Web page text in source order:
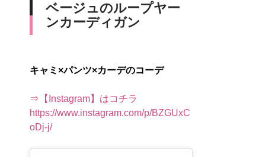
ベージュのループヤー
ンカーディガン
キャミ×パンツ×カーデのコーデ
⇒【Instagram】はコチラ
https://www.instagram.com/p/BZGUxC
oDj-j/